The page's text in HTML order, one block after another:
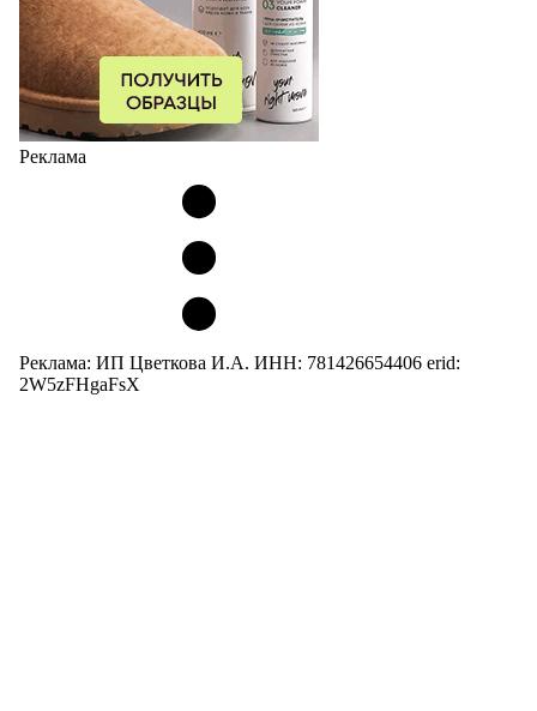
Реклама
Реклама: ИП Цветкова И.А. ИНН: 781426654406 erid:
2W5zFHgaFsX